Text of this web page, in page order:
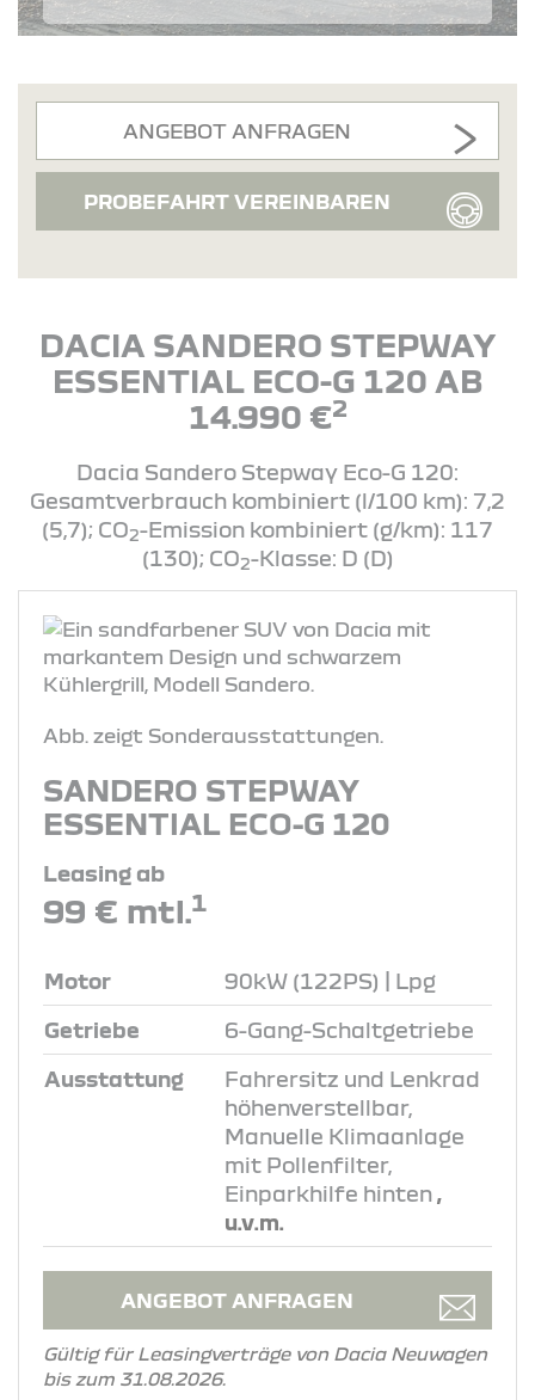
ANGEBOT ANFRAGEN
PROBEFAHRT VEREINBAREN
DACIA SANDERO STEPWAY
ESSENTIAL ECO-G 120 AB
14.990 €2
Dacia Sandero Stepway Eco-G 120:
Gesamtverbrauch kombiniert (l/100 km): 7,2
(5,7); CO2-Emission kombiniert (g/km): 117
(130); CO2-Klasse: D (D)
Abb. zeigt Sonderausstattungen.
SANDERO STEPWAY
ESSENTIAL ECO-G 120
Leasing ab
99 € mtl.1
Motor 90kW (122PS) | Lpg
Getriebe 6-Gang-Schaltgetriebe
Ausstattung
Fahrersitz und Lenkrad
höhenverstellbar,
Manuelle Klimaanlage
mit Pollenfilter,
Einparkhilfe hinten ,
u.v.m.
ANGEBOT ANFRAGEN
Gültig für Leasingverträge von Dacia Neuwagen
bis zum 31.08.2026.